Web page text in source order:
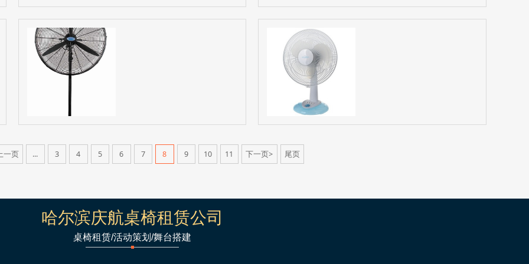
一页 ... 3 4 5 6 7 8 9 10 11 下一页> 尾页
哈尔滨庆航桌椅租赁公司
桌椅租赁/活动策划/舞台搭建